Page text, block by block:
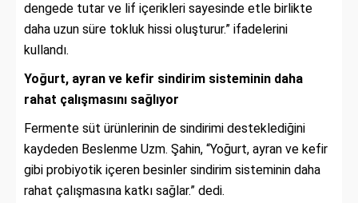
dengede tutar ve lif içerikleri sayesinde etle birlikte
daha uzun süre tokluk hissi oluşturur.” ifadelerini
kullandı.
Yoğurt, ayran ve kefir sindirim sisteminin daha
rahat çalışmasını sağlıyor
Fermente süt ürünlerinin de sindirimi desteklediğini
kaydeden Beslenme Uzm. Şahin, “Yoğurt, ayran ve kefir
gibi probiyotik içeren besinler sindirim sisteminin daha
rahat çalışmasına katkı sağlar.” dedi.